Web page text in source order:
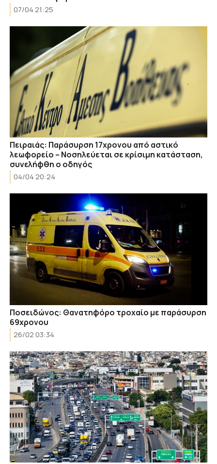
07/04 21:25
Πειραιάς: Παράσυρση 17χρονου από αστικό
λεωφορείο – Νοσηλεύεται σε κρίσιμη κατάσταση,
συνελήφθη ο οδηγός
04/04 20:24
Ποσειδώνος: Θανατηφόρο τροχαίο με παράσυρση
69χρονου
26/02 03:34